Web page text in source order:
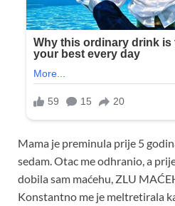
Mama je preminula prije 5
sedam. Otac me odhranio, a
dobila sam maćehu, ZLU
Konstantno me je meltretirala